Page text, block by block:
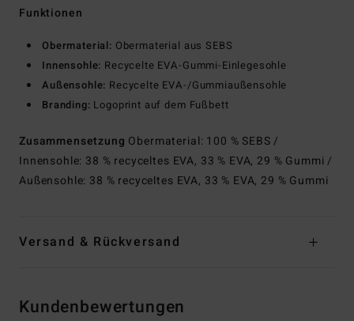
Funktionen
Obermaterial: Obermaterial aus SEBS
Innensohle: Recycelte EVA-Gummi-Einlegesohle
Außensohle: Recycelte EVA-/Gummiaußensohle
Branding: Logoprint auf dem Fußbett
Zusammensetzung Obermaterial: 100 % SEBS /
Innensohle: 38 % recyceltes EVA, 33 % EVA, 29 % Gummi /
Außensohle: 38 % recyceltes EVA, 33 % EVA, 29 % Gummi
Versand & Rückversand
Kundenbewertungen